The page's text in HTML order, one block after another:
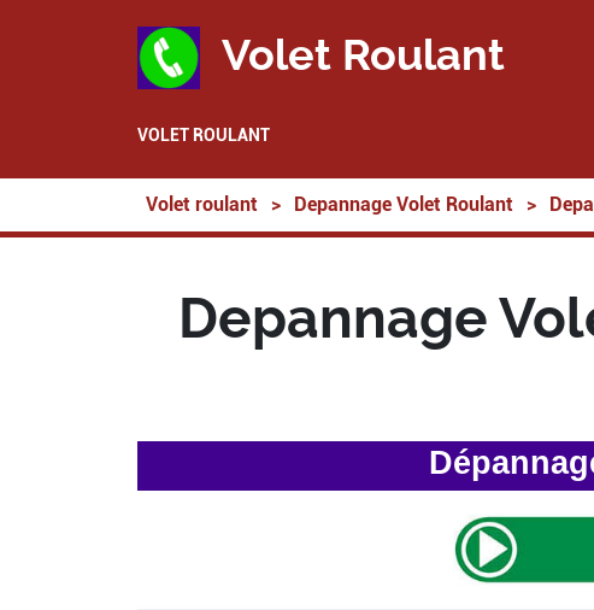
Volet Roulant
VOLET ROULANT
Volet roulant > Depannage Volet Roulant >
Depannage